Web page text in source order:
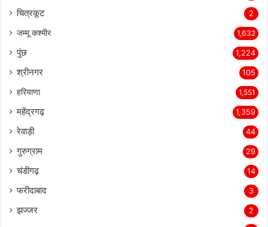
चित्रकूट 2
जम्मू कश्मीर 1,632
पुंछ 1,224
श्रीनगर 105
हरियाणा 1,551
महेंद्रगढ़ 1,359
रेवाड़ी 44
गुरुग्राम 29
चंडीगढ़ 14
फरीदाबाद 3
झज्जर 2